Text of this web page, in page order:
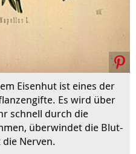
Eisenhut ist eines der
Es wird über
schnell durch die
überwindet die Blut-
Nerven.